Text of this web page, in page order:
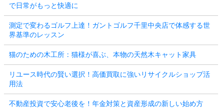
で日常がもっと快適に
測定で変わるゴルフ上達！ガントゴルフ千里中央店で体感する世
界基準のレッスン
猫のための木工所：猫様が喜ぶ、本物の天然木キャット家具
リユース時代の賢い選択！高価買取に強いリサイクルショップ活
用法
不動産投資で安心老後を！年金対策と資産形成の新しい始め方